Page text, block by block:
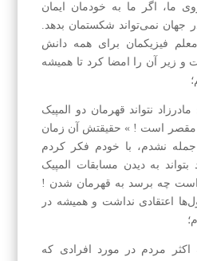
ما، اگر ما به خودمان ایمان
جهان نمی‌تواند شکستمان بدهد.
فیزیکمان برای همه دانش
و زیر آن را امضا کرد تا همیشه
نتواند قهرمان دو المپیک
است ! » حقیقتش آن زمان
نشدم، با خودم فکر کردم
به دیدن مسابقات المپیک
است چه برسد به قهرمان شدن !
اعتقادی نداشت و همیشه در
اکثر مردم در مورد افرادی که